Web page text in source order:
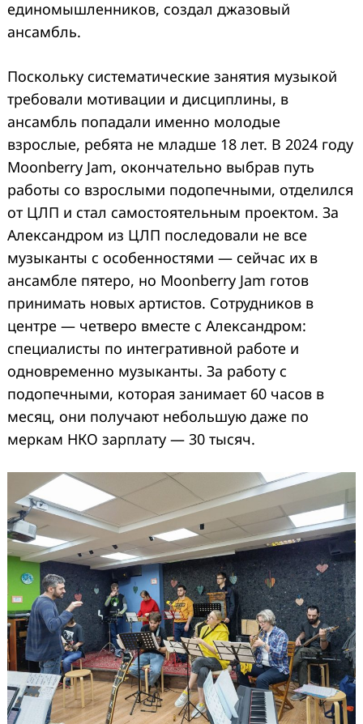
единомышленников, создал джазовый
ансамбль.
Поскольку систематические занятия музыкой
требовали мотивации и дисциплины, в
ансамбль попадали именно молодые
взрослые, ребята не младше 18 лет. В 2024 году
Moonberry Jam, окончательно выбрав путь
работы со взрослыми подопечными, отделился
от ЦЛП и стал самостоятельным проектом. За
Александром из ЦЛП последовали не все
музыканты с особенностями — сейчас их в
ансамбле пятеро, но Moonberry Jam готов
принимать новых артистов. Сотрудников в
центре — четверо вместе с Александром:
специалисты по интегративной работе и
одновременно музыканты. За работу с
подопечными, которая занимает 60 часов в
месяц, они получают небольшую даже по
меркам НКО зарплату — 30 тысяч.